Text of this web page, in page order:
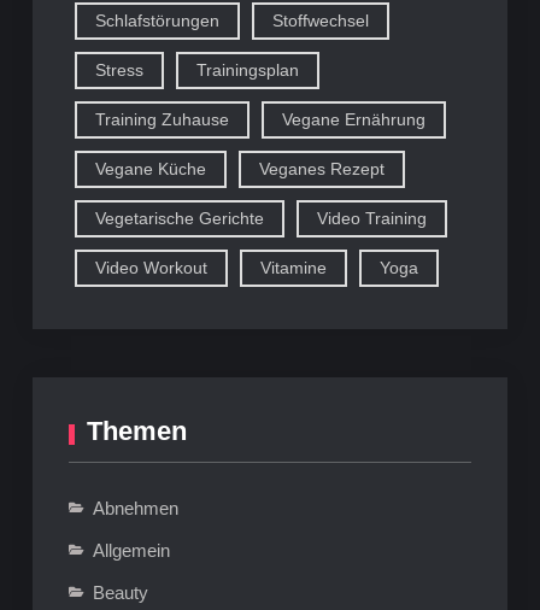
Schlafstörungen Stoffwechsel
Stress Trainingsplan
Training Zuhause Vegane Ernährung
Vegane Küche Veganes Rezept
Vegetarische Gerichte Video Training
Video Workout Vitamine Yoga
Themen
Abnehmen
Allgemein
Beauty